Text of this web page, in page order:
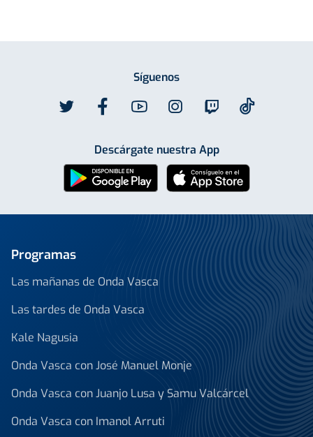
Síguenos
Descárgate nuestra App
Programas
Las mañanas de Onda Vasca
Las tardes de Onda Vasca
Kale Nagusia
Onda Vasca con José Manuel Monje
Onda Vasca con Juanjo Lusa y Samu Valcárcel
Onda Vasca con Imanol Arruti